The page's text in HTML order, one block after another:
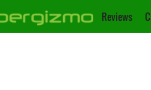
Reviews